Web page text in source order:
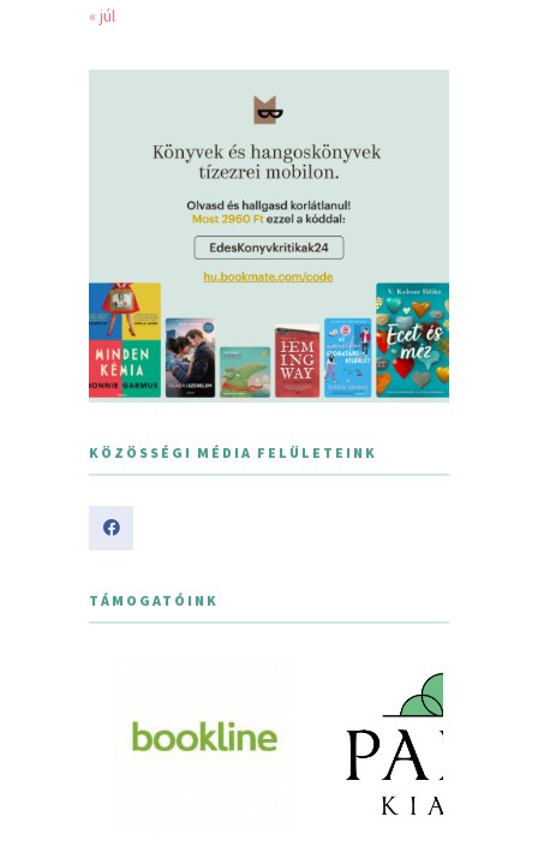
« júl
KÖZÖSSÉGI MÉDIA FELÜLETEINK
TÁMOGATÓINK